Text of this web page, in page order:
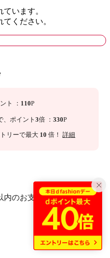
います。
ください。
ト ： 110P
ポイント3倍 ：330P
トリーで最大 10 倍！詳細
内のお支払いで